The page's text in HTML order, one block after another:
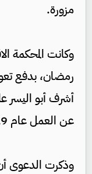
مزورة.
وكانت المحكمة
أشرف أبو اليسر
عن العمل عام 2019.
وذكرت الدعوى